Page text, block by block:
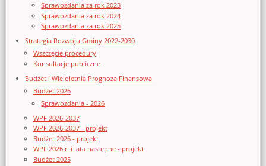
Sprawozdania za rok 2023
Sprawozdania za rok 2024
Sprawozdania za rok 2025
Strategia Rozwoju Gminy 2022-2030
Wszczęcie procedury
Konsultacje publiczne
Budżet i Wieloletnia Prognoza Finansowa
Budżet 2026
Sprawozdania - 2026
WPF 2026-2037
WPF 2026-2037 - projekt
Budżet 2026 - projekt
WPF 2026 r. i lata następne - projekt
Budżet 2025